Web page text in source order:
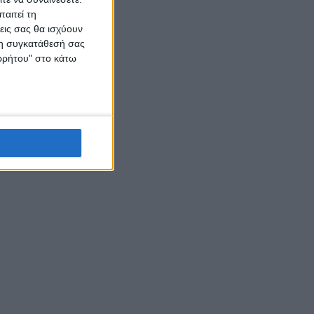
τη
σας θα ισχύουν
συγκατάθεσή σας
στο κάτω